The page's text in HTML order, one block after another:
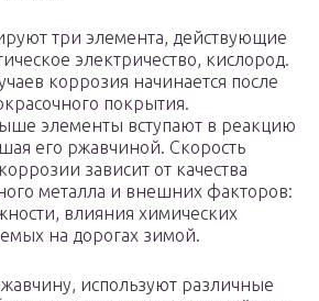
три элемента, действующие
электричество, кислород.
коррозия начинается после
покрытия.
элементы вступают в реакцию
его ржавчиной. Скорость
зависит от качества
металла и внешних факторов:
влияния химических
на дорогах зимой.
используют различные